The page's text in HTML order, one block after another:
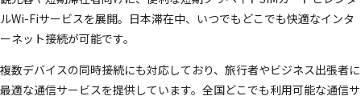
ルWi-Fiサービスを展開。日本滞在中、いつでもどこでも快適なインタ
ーネット接続が可能です。
複数デバイスの同時接続にも対応しており、旅行者やビジネス出張者に
最適な通信サービスを提供しています。全国どこでも利用可能な通信サ